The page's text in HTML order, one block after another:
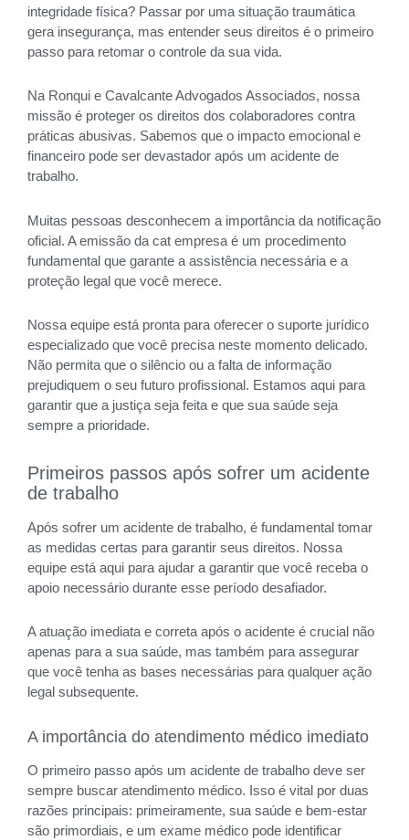
integridade física? Passar por uma situação traumática
gera insegurança, mas entender seus direitos é o primeiro
passo para retomar o controle da sua vida.
Na Ronqui e Cavalcante Advogados Associados, nossa
missão é proteger os direitos dos colaboradores contra
práticas abusivas. Sabemos que o impacto emocional e
financeiro pode ser devastador após um acidente de
trabalho.
Muitas pessoas desconhecem a importância da notificação
oficial. A emissão da cat empresa é um procedimento
fundamental que garante a assistência necessária e a
proteção legal que você merece.
Nossa equipe está pronta para oferecer o suporte jurídico
especializado que você precisa neste momento delicado.
Não permita que o silêncio ou a falta de informação
prejudiquem o seu futuro profissional. Estamos aqui para
garantir que a justiça seja feita e que sua saúde seja
sempre a prioridade.
Primeiros passos após sofrer um acidente
de trabalho
Após sofrer um acidente de trabalho, é fundamental tomar
as medidas certas para garantir seus direitos. Nossa
equipe está aqui para ajudar a garantir que você receba o
apoio necessário durante esse período desafiador.
A atuação imediata e correta após o acidente é crucial não
apenas para a sua saúde, mas também para assegurar
que você tenha as bases necessárias para qualquer ação
legal subsequente.
A importância do atendimento médico imediato
O primeiro passo após um acidente de trabalho deve ser
sempre buscar atendimento médico. Isso é vital por duas
razões principais: primeiramente, sua saúde e bem-estar
são primordiais, e um exame médico pode identificar